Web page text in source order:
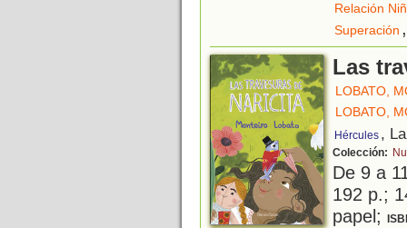
Relación
Superación ,
Las
LOBATO,
LOBATO,
Hércules ,
Colección:
De 9 a
192 p.;
papel;